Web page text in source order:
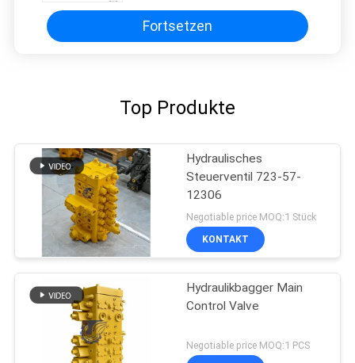
Teile Nachrüstwaren Hochwertige
Original
Fortsetzen
Top Produkte
Hydraulisches
Steuerventil 723-57-
12306
Negotiable price MOQ:1 Stück
KONTAKT
Hydraulikbagger Main
Control Valve
Negotiable price MOQ:1 PCS